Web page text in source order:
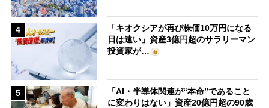
4
「キオクシアが再び株価10万円になる
日は遠い」資産3億円超のサラリーマン
投資家が…
5
「AI・半導体関連が“本命”であること
に変わりはない」資産20億円超の90歳